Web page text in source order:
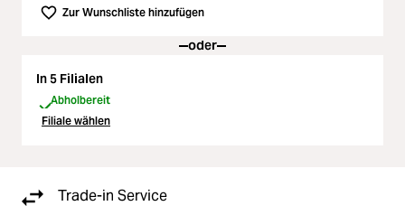
Zur Wunschliste hinzufügen
oder
In 5 Filialen
Abholbereit
Filiale wählen
Trade-in Service